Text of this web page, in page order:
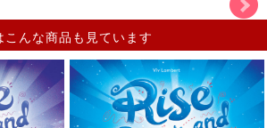
こんな商品も見ています